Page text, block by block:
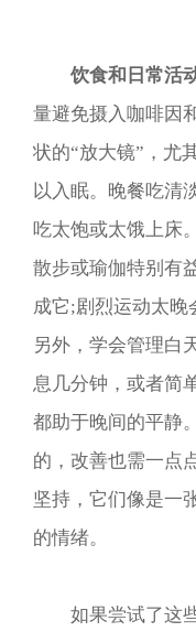
饮食和日常活
量避免摄入咖啡因
状的“放大镜”，尤
以入眠。晚餐吃清
吃太饱或太饿上床
散步或瑜伽特别有
成它;剧烈运动太晚
另外，学会管理白
息几分钟，或者简
都助于晚间的平静
的，改善也需一点
坚持，它们像是一
的情绪。
如果尝试了这些